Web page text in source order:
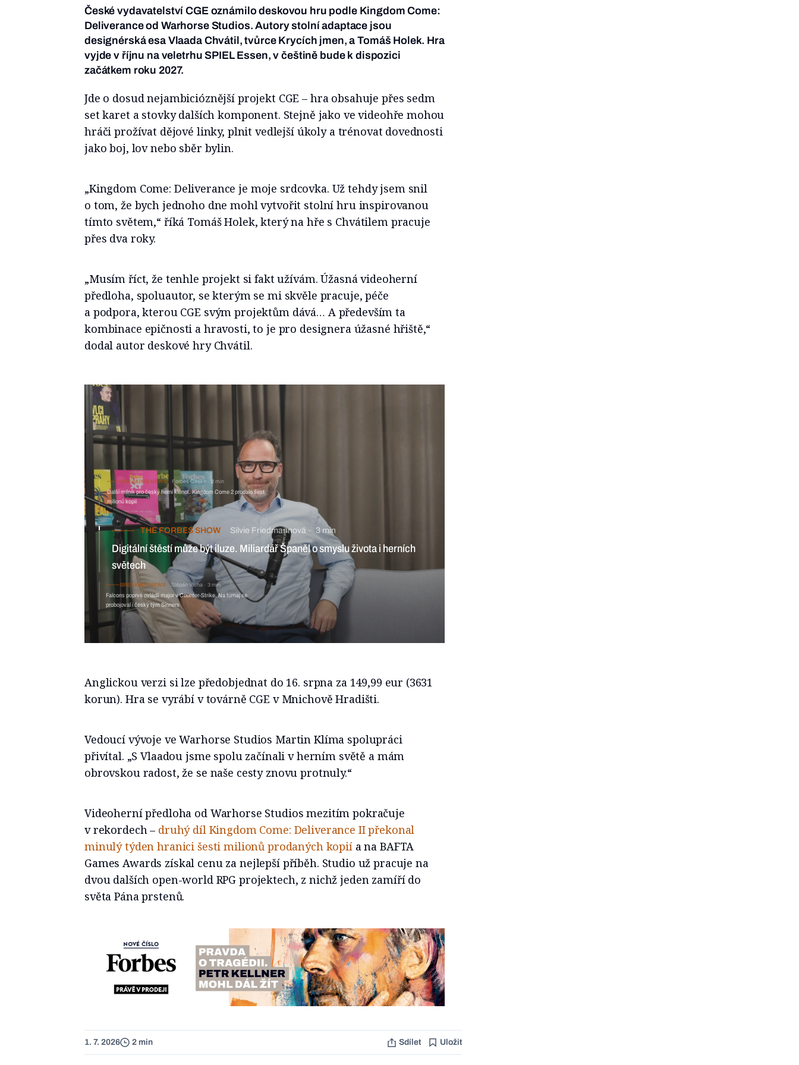
České vydavatelství CGE oznámilo deskovou hru podle Kingdom Come:
Deliverance od Warhorse Studios. Autory stolní adaptace jsou
designérská esa Vlaada Chvátil, tvůrce Krycích jmen, a Tomáš Holek. Hra
vyjde v říjnu na veletrhu SPIEL Essen, v češtině bude k dispozici
začátkem roku 2027.
Jde o dosud nejambicióznější projekt CGE – hra obsahuje přes sedm
set karet a stovky dalších komponent. Stejně jako ve videohře mohou
hráči prožívat dějové linky, plnit vedlejší úkoly a trénovat dovednosti
jako boj, lov nebo sběr bylin.
„Kingdom Come: Deliverance je moje srdcovka. Už tehdy jsem snil
o tom, že bych jednoho dne mohl vytvořit stolní hru inspirovanou
tímto světem,“ říká Tomáš Holek, který na hře s Chvátilem pracuje
přes dva roky.
„Musím říct, že tenhle projekt si fakt užívám. Úžasná videoherní
předloha, spoluautor, se kterým se mi skvěle pracuje, péče
a podpora, kterou CGE svým projektům dává… A především ta
kombinace epičnosti a hravosti, to je pro designera úžasné hřiště,“
dodal autor deskové hry Chvátil.
BREAKING NEWS Forbes Česko 2 min
Další milník pro český herní klenot. Kingdom Come 2 prodalo šest
milionů kopií
THE FORBES SHOW Silvie Friedmannová 3 min
Digitální štěstí může být iluze. Miliardář Španěl o smyslu života i herních
světech
BREAKING NEWS Štěpán Vícha 3 min
Falcons poprvé ovládli major v Counter-Strike. Na turnaj se
probojoval i český tým Sinners
Anglickou verzi si lze předobjednat do 16. srpna za 149,99 eur (3631
korun). Hra se vyrábí v továrně CGE v Mnichově Hradišti.
Vedoucí vývoje ve Warhorse Studios Martin Klíma spolupráci
přivítal. „S Vlaadou jsme spolu začínali v herním světě a mám
obrovskou radost, že se naše cesty znovu protnuly.“
Videoherní předloha od Warhorse Studios mezitím pokračuje
v rekordech – druhý díl Kingdom Come: Deliverance II překonal
minulý týden hranici šesti milionů prodaných kopiía na BAFTA
Games Awards získal cenu za nejlepší příběh. Studio už pracuje na
dvou dalších open-world RPG projektech, z nichž jeden zamíří do
světa Pána prstenů.
1. 7. 2026 2 min Sdílet Uložit